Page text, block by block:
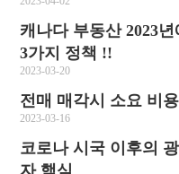
캐나다 부동산 2023
3가지 정책 !!
2023-03-20
전매 매각시 소요 비
2023-03-16
코로나 시국 이후의
자 핵심